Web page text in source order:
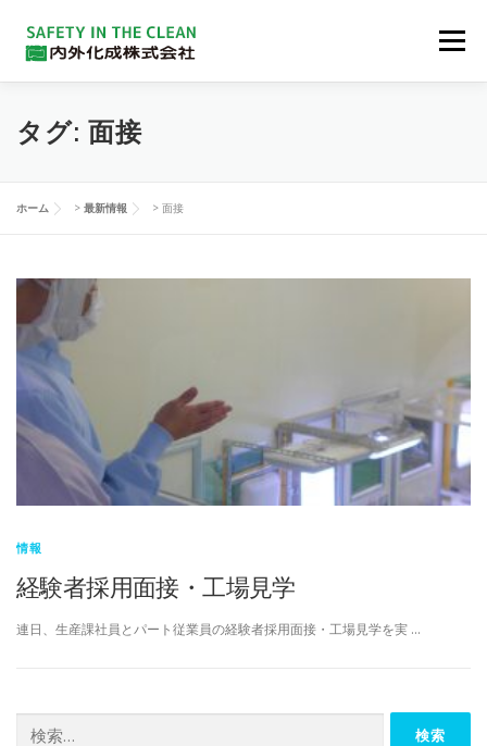
メニュー
会社概要 企業理念
ダウンロード リクルート
タグ: 面接
ホーム > 最新情報 > 面接
情報
経験者採用面接・工場見学
連日、生産課社員とパート従業員の経験者採用面接・工場見学を実 …